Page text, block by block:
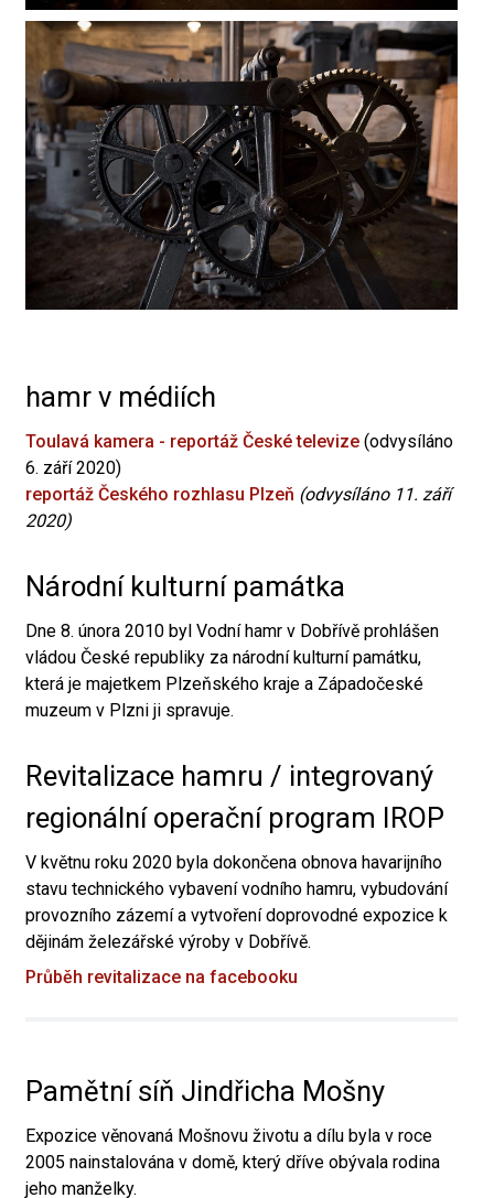
hamr v médiích
Toulavá kamera - reportáž České televize (odvysíláno
6. září 2020)
reportáž Českého rozhlasu Plzeň (odvysíláno 11. září
2020)
Národní kulturní památka
Dne 8. února 2010 byl Vodní hamr v Dobřívě prohlášen
vládou České republiky za národní kulturní památku,
která je majetkem Plzeňského kraje a Západočeské
muzeum v Plzni ji spravuje.
Revitalizace hamru / integrovaný
regionální operační program IROP
V květnu roku 2020 byla dokončena obnova havarijního
stavu technického vybavení vodního hamru, vybudování
provozního zázemí a vytvoření doprovodné expozice k
dějinám železářské výroby v Dobřívě.
Průběh revitalizace na facebooku
Pamětní síň Jindřicha Mošny
Expozice věnovaná Mošnovu životu a dílu byla v roce
2005 nainstalována v domě, který dříve obývala rodina
jeho manželky.